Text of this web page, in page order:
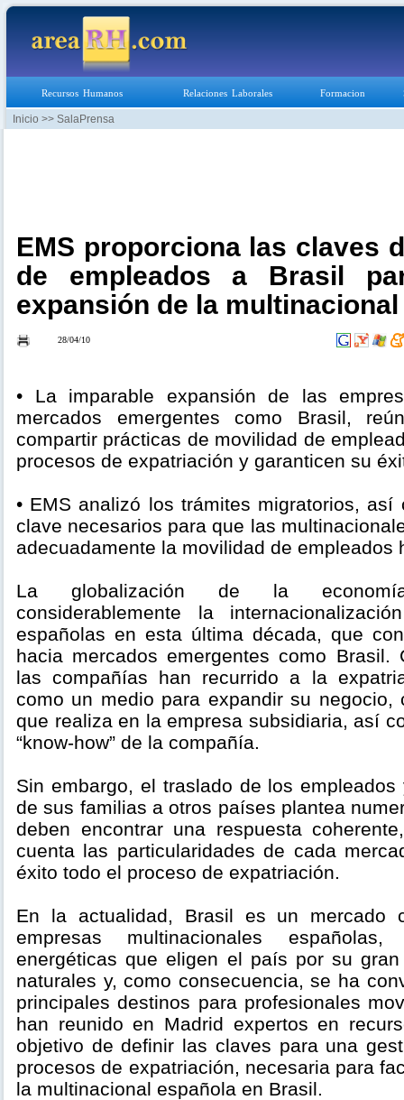
Recursos Humanos Relaciones Laborales Formacion
Inicio >> SalaPrensa
EMS proporciona las claves
de empleados a Brasil
expansión de la
28/04/10
• La imparable expansión de las
mercados emergentes como Brasil,
compartir prácticas de movilidad de
procesos de expatriación y garanticen su
• EMS analizó los trámites migratorios, así
clave necesarios para que las
adecuadamente la movilidad de empleados
La globalización de la
considerablemente la
españolas en esta última década, que
hacia mercados emergentes como Brasil.
las compañías han recurrido a la
como un medio para expandir su negocio,
que realiza en la empresa subsidiaria, así
“know-how” de la compañía.
Sin embargo, el traslado de los
de sus familias a otros países plantea
deben encontrar una respuesta
cuenta las particularidades de cada
éxito todo el proceso de expatriación.
En la actualidad, Brasil es un mercado
empresas multinacionales
energéticas que eligen el país por su
naturales y, como consecuencia, se ha
principales destinos para profesionales
han reunido en Madrid expertos en
objetivo de definir las claves para una
procesos de expatriación, necesaria para
la multinacional española en Brasil.